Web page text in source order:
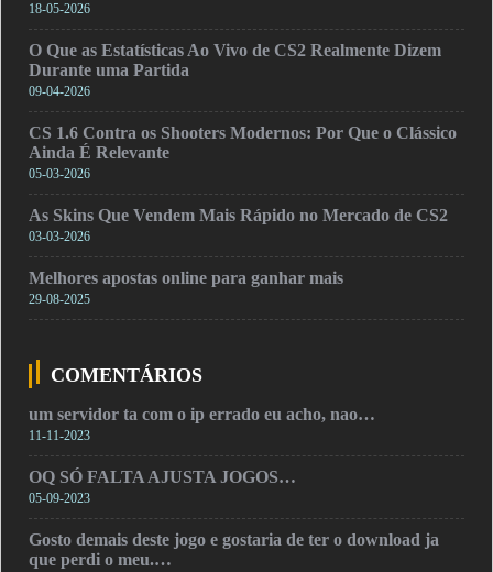
18-05-2026
O Que as Estatísticas Ao Vivo de CS2 Realmente Dizem
Durante uma Partida
09-04-2026
CS 1.6 Contra os Shooters Modernos: Por Que o Clássico
Ainda É Relevante
05-03-2026
As Skins Que Vendem Mais Rápido no Mercado de CS2
03-03-2026
Melhores apostas online para ganhar mais
29-08-2025
COMENTÁRIOS
um servidor ta com o ip errado eu acho, nao…
11-11-2023
OQ SÓ FALTA AJUSTA JOGOS…
05-09-2023
Gosto demais deste jogo e gostaria de ter o download ja
que perdi o meu.…